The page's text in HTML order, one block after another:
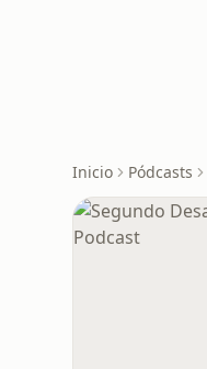
Inicio Pódcasts